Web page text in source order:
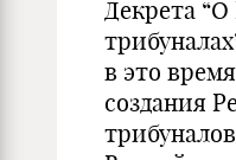
Декрета
в это
создания